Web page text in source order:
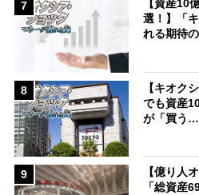
7
【資産10
選！】「
れる期待
8
【キオク
でも資産
が「買う…
9
【億り人
「総資産